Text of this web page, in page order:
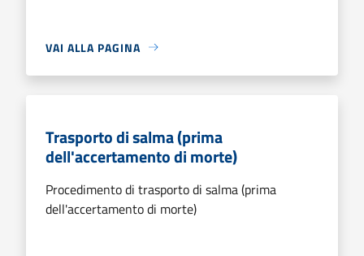
VAI ALLA PAGINA
Trasporto di salma (prima
dell'accertamento di morte)
Procedimento di trasporto di salma (prima
dell'accertamento di morte)